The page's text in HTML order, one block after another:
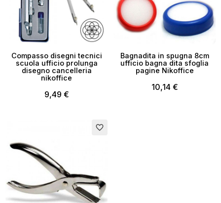
Compasso disegni tecnici
scuola ufficio prolunga
disegno cancelleria
nikoffice
9,49 €
Bagnadita in spugna 8cm
ufficio bagna dita sfoglia
pagine Nikoffice
10,14 €
favorite_border